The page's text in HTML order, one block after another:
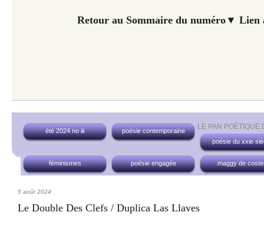
Retour au Sommaire du numéro▼
LE PAN POÉTIQUE
été 2024 no iii
poésie contemporaine
poésie du xxie
féminismes poésie engagée maggy de
5 août 2024
Le Double Des Clefs / Duplica Las Llaves